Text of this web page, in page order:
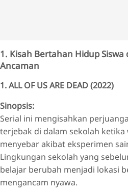
1. Kisah Bertahan Hidup Siswa
Ancaman
1. ALL OF US ARE DEAD (2022)
Sinopsis:
Serial ini mengisahkan
terjebak di dalam sekolah
menyebar akibat eksperimen
Lingkungan sekolah yang
belajar berubah menjadi lokasi
mengancam nyawa.